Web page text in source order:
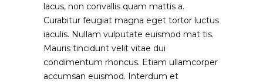
lacus, non convallis quam mattis a.
Curabitur feugiat magna eget tortor luctus
iaculis. Nullam vulputate euismod mat tis.
Mauris tincidunt velit vitae dui
condimentum rhoncus. Etiam ullamcorper
accumsan euismod. Interdum et